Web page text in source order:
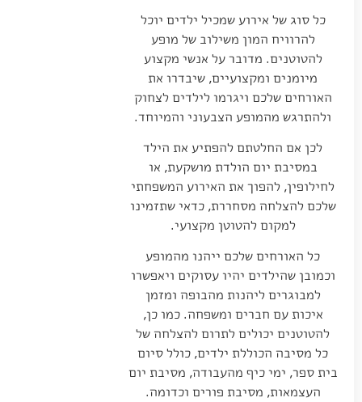
כל סוג של אירוע שמכיל ילדים יוכל
להרוויח המון משילוב של מופע
להטוטנים. מדובר על אנשי מקצוע
מיומנים ומקצועיים, שיבדרו את
האורחים שלכם ויגרמו לילדים לצחוק
ולהתרגש מהמופע הצבעוני והמיוחד.
לכן אם החלטתם להפתיע את הילד
במסיבת יום הולדת מושקעת, או
לחילופין, להפוך את האירוע המשפחתי
שלכם להצלחה מסחררת, כדאי שתזמינו
למקום להטוטן מקצועי.
כל האורחים שלכם ייהנו מהמופע
וכמובן שהילדים יהיו עסוקים ויאפשרו
למבוגרים ליהנות מהבופה ומזמן
איכות עם חברים ומשפחה. כמו כן,
להטוטנים יכולים לתרום להצלחה של
כל מסיבה הכוללת ילדים, כולל סיום
בית ספר, ימי כיף מהעבודה, מסיבת יום
העצמאות, מסיבת פורים וכדומה.